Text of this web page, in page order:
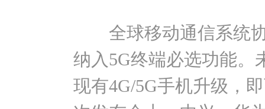
全球移动通信系统协
纳入5G终端必选功能。
现有4G/5G手机升级，